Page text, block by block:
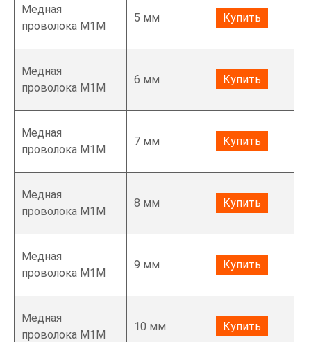
Медная
проволока М1М
5 мм Купить
Медная
проволока М1М
6 мм Купить
Медная
проволока М1М
7 мм Купить
Медная
проволока М1М
8 мм Купить
Медная
проволока М1М
9 мм Купить
Медная
проволока М1М
10 мм Купить